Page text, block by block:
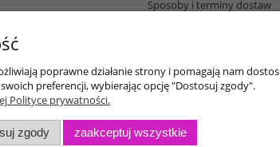
Sposoby i terminy dostaw
poprawne działanie strony i pomagają nam
preferencji, wybierając opcję "Dostosuj zgody".
Polityce prywatności.
zgody zaakceptuj wszystkie